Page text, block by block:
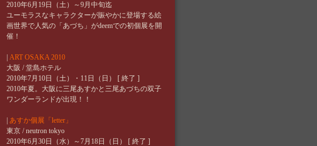
2010年6月19日（土）～9月中旬迄
ユーモラスなキャラクターが賑やかに登場する絵
画世界で人気の「あづち」がdeemでの初個展を開
催！
ART OSAKA 2010
大阪 / 堂島ホテル
2010年7月10日（土）・11日（日） [ 終了 ]
2010年夏。大阪に三尾あすかと三尾あづちの双子
ワンダーランドが出現！！
あすか個展「letter」
東京 / neutron tokyo
2010年6月30日（水）～7月18日（日） [ 終了 ]